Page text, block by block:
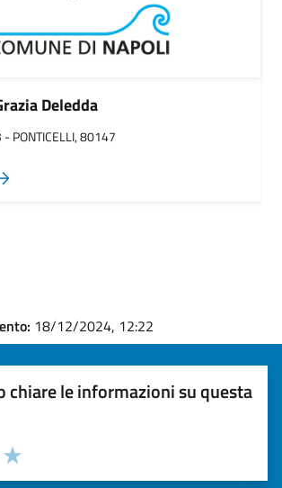
Deledda
PONTICELLI, 80147
18/12/2024, 12:22
chiare le informazioni su questa
delle informazioni (da 1 a 5 stelle)
di stelle per valutare la chiarezza delle
Valuta 5 stelle su 5
4 stelle su 5
stelle su 5
su 5
5